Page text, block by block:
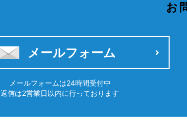
お
メールフォーム
メールフォームは24時間受付中
返信は2営業日以内に行っております